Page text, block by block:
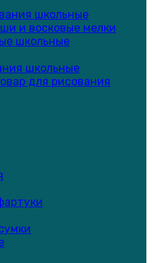
школьные
и восковые мелки
школьные
школьные
для рисования